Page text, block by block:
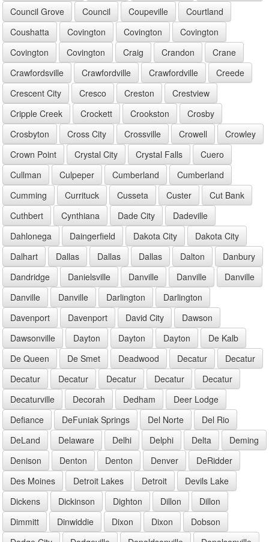
Council Grove
Council Coupeville
Courtland
Coushatta
Covington Covington
Covington
Covington
Covington Craig Crandon
Crane
Crawfordsville
Crawfordville Crawfordville
Creede
Crescent City
Cresco Creston
Crestview
Cripple Creek
Crockett Crookston
Crosby
Crosbyton
Cross City Crossville Crowell
Crowley
Crown Point
Crystal City Crystal Falls
Cuero
Cullman
Culpeper Cumberland
Cumberland
Cumming
Currituck Cusseta Custer
Cut Bank
Cuthbert
Cynthiana Dade City
Dadeville
Dahlonega
Daingerfield Dakota City
Dakota City
Dalhart
Dallas Dallas Dallas Dalton
Danbury
Dandridge
Danielsville Danville Danville
Danville
Danville
Danville Darlington
Darlington
Davenport
Davenport David City
Dawson
Dawsonville
Dayton Dayton Dayton
De Kalb
De Queen
De Smet Deadwood Decatur
Decatur
Decatur
Decatur Decatur Decatur
Decatur
Decaturville
Decorah Dedham
Deer Lodge
Defiance
DeFuniak Springs Del Norte
Del Rio
DeLand
Delaware Delhi Delphi Delta
Deming
Denison
Denton Denton Denver
DeRidder
Des Moines
Detroit Lakes Detroit
Devils Lake
Dickens
Dickinson Dighton Dillon
Dillon
Dimmitt
Dinwiddie Dixon Dixon
Dobson